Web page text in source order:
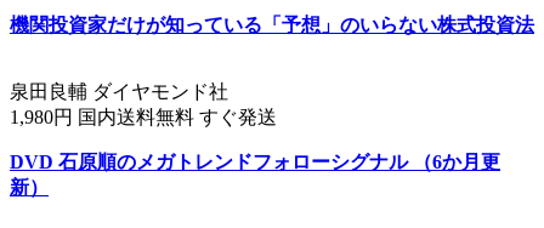
機関投資家だけが知っている「予想」のいらない株式投資法
泉田良輔 ダイヤモンド社
1,980円 国内送料無料 すぐ発送
DVD 石原順のメガトレンドフォローシグナル （6か月更
新）